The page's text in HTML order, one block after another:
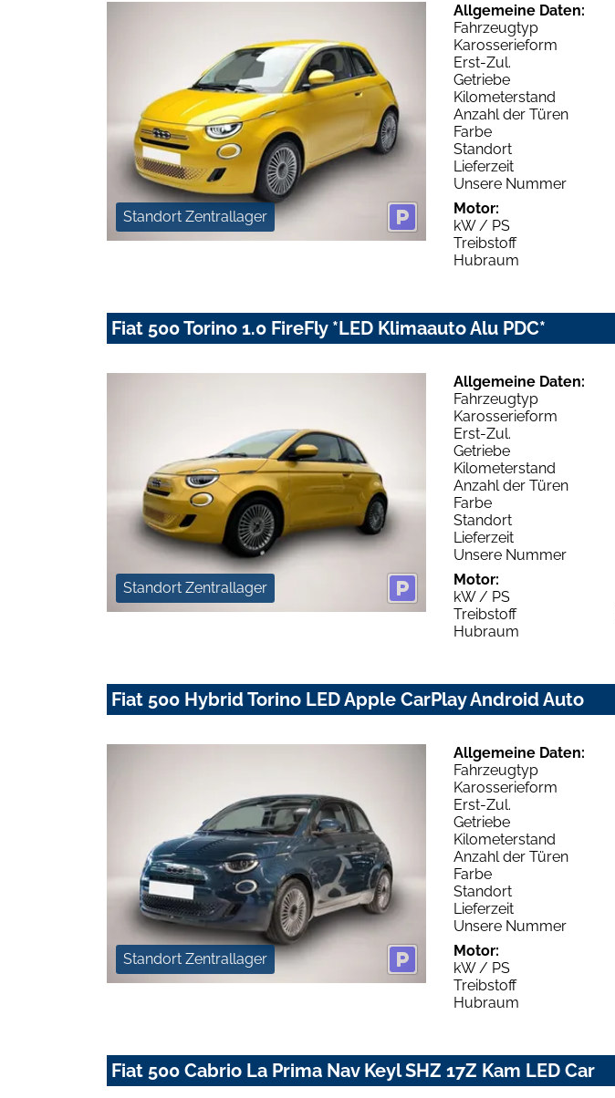
Standort Zentrallager
Allgemeine Daten:
Fahrzeugtyp
Karosserieform
Erst-Zul.
Getriebe
Kilometerstand
Anzahl der Türen
Farbe
Standort
Lieferzeit
Unsere Nummer
Motor:
kW / PS
Treibstoff
Hubraum
Fiat 500 Torino 1.0 FireFly *LED Klimaauto Alu PDC*
Standort Zentrallager
Allgemeine Daten:
Fahrzeugtyp
Karosserieform
Erst-Zul.
Getriebe
Kilometerstand
Anzahl der Türen
Farbe
Standort
Lieferzeit
Unsere Nummer
Motor:
kW / PS
Treibstoff
Hubraum
Fiat 500 Hybrid Torino LED Apple CarPlay Android Auto
Standort Zentrallager
Allgemeine Daten:
Fahrzeugtyp
Karosserieform
Erst-Zul.
Getriebe
Kilometerstand
Anzahl der Türen
Farbe
Standort
Lieferzeit
Unsere Nummer
Motor:
kW / PS
Treibstoff
Hubraum
Fiat 500 Cabrio La Prima Nav Keyl SHZ 17Z Kam LED Car